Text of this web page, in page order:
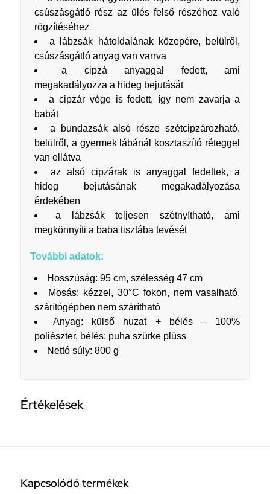
csúszásgátló rész az ülés felső részéhez való
rögzítéséhez
a lábzsák hátoldalának közepére, belülről,
csúszásgátló anyag van varrva
a cipzá anyaggal fedett, ami
megakadályozza a hideg bejutását
a cipzár vége is fedett, így nem zavarja a
babát
a bundazsák alsó része szétcipzározható,
belülről, a gyermek lábánál kosztaszító réteggel
van ellátva
az alsó cipzárak is anyaggal fedettek, a
hideg bejutásának megakadályozása
érdekében
a lábzsák teljesen szétnyítható, ami
megkönnyíti a baba tisztába tevését
További adatok:
Hosszúság: 95 cm, szélesség 47 cm
Mosás: kézzel, 30°C fokon, nem vasalható,
szárítógépben nem szárítható
Anyag: külső huzat + bélés – 100%
poliészter, bélés: puha szürke plüss
Nettó súly: 800 g
Értékelések
Kapcsolódó termékek